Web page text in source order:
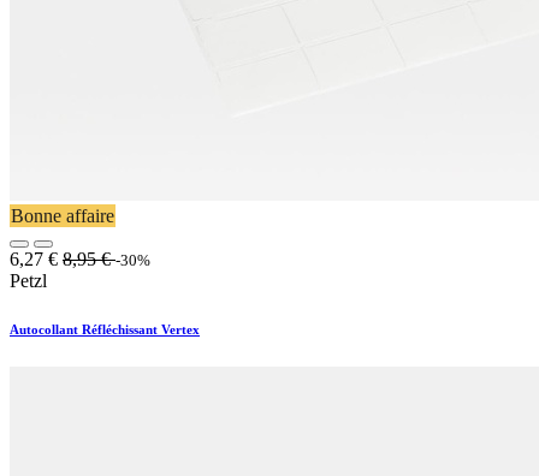
Bonne affaire
6,27 € 8,95€ -30%
Petzl
Autocollant Réfléchissant Vertex